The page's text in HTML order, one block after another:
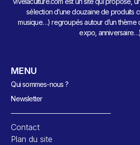
sélection d’une douzaine de produits
musique…) regroupés autour d’un thème
expo,
MENU
Qui sommes-nous ?
Newsletter
Contact
Plan du site